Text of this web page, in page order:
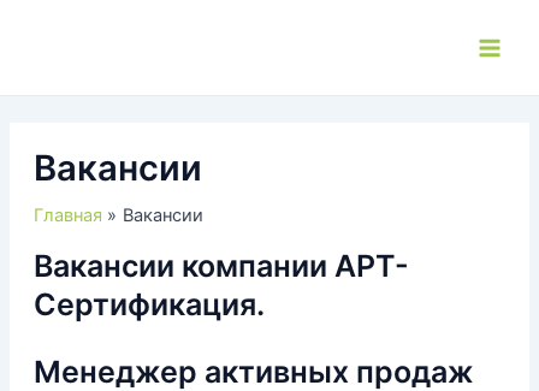
Вакансии
Главная Вакансии
Вакансии компании АРТ-
Сертификация.
Менеджер активных продаж